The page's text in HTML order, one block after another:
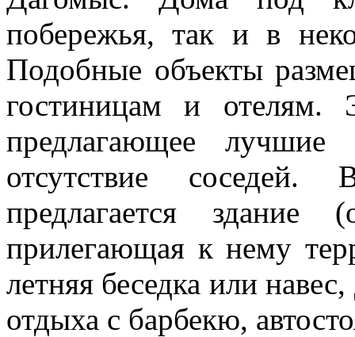
побережья, так и в
Подобные объекты
гостиницам и отелям.
предлагающее
отсутствие соседей.
предлагается
прилегающая к нему
летняя беседка или
отдыха с барбекю,